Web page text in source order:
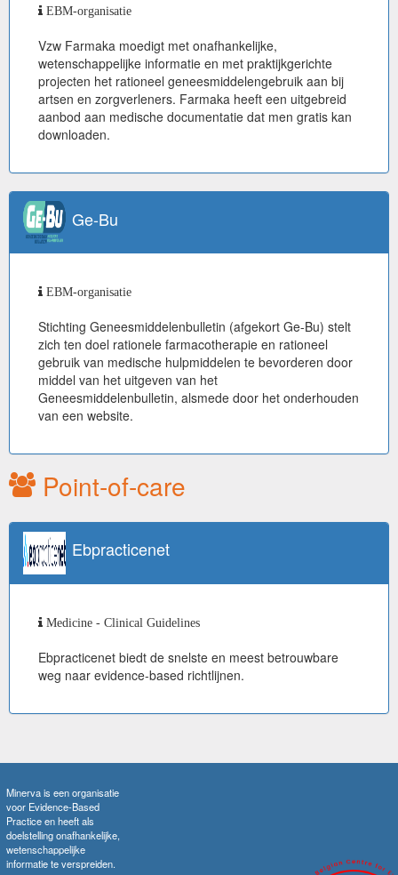
EBM-organisatie
Vzw Farmaka moedigt met onafhankelijke,
wetenschappelijke informatie en met praktijkgerichte
projecten het rationeel geneesmiddelengebruik aan bij
artsen en zorgverleners. Farmaka heeft een uitgebreid
aanbod aan medische documentatie dat men gratis kan
downloaden.
Ge-Bu
EBM-organisatie
Stichting Geneesmiddelenbulletin (afgekort Ge-Bu) stelt
zich ten doel rationele farmacotherapie en rationeel
gebruik van medische hulpmiddelen te bevorderen door
middel van het uitgeven van het
Geneesmiddelenbulletin, alsmede door het onderhouden
van een website.
Point-of-care
Ebpracticenet
Medicine - Clinical Guidelines
Ebpracticenet biedt de snelste en meest betrouwbare
weg naar evidence-based richtlijnen.
Minerva is een organisatie
voor Evidence-Based
Practice en heeft als
doelstelling onafhankelijke,
wetenschappelijke
informatie te verspreiden.